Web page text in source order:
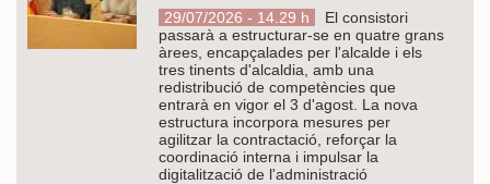
29/07/2026 - 14.29 h
El consistori
passarà a estructurar-se en quatre grans
àrees, encapçalades per l'alcalde i els
tres tinents d'alcaldia, amb una
redistribució de competències que
entrarà en vigor el 3 d'agost. La nova
estructura incorpora mesures per
agilitzar la contractació, reforçar la
coordinació interna i impulsar la
digitalització de l'administració